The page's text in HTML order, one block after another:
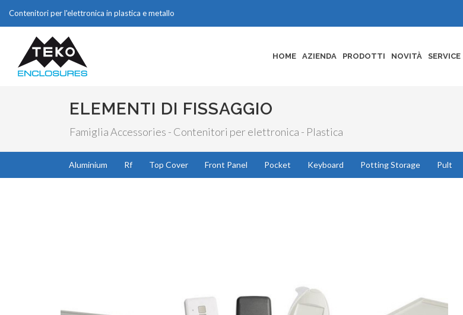
Contenitori per l'elettronica in plastica e metallo
HOME AZIENDA PRODOTTI NOVITÀ SERVICE
ELEMENTI DI FISSAGGIO
Famiglia Accessories - Contenitori per elettronica - Plastica
Aluminium Rf Top Cover Front Panel Pocket Keyboard Potting Storage Pult